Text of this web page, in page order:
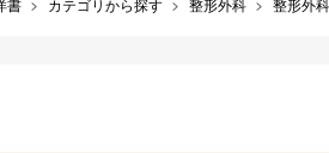
書 カテゴリから探す 整形外科 整形外科